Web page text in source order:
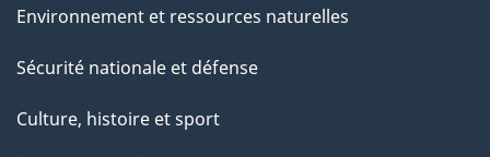
Environnement et ressources naturelles
Sécurité nationale et défense
Culture, histoire et sport